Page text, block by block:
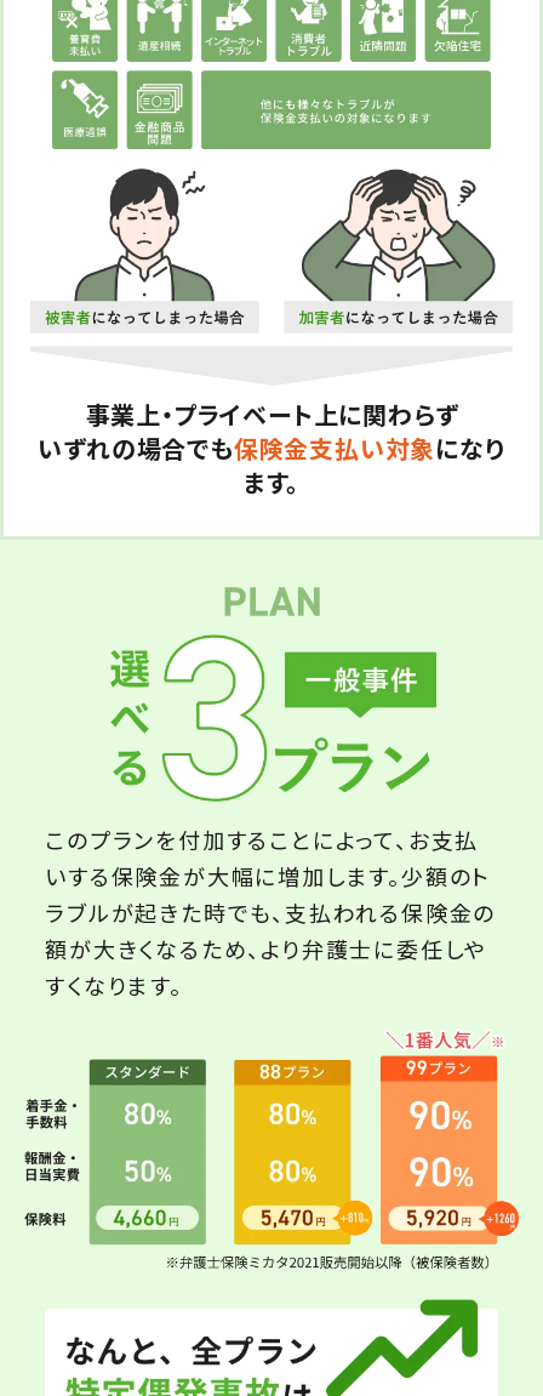
事業上・プライベート上に関わらず
いずれの場合でも保険金支払い対象になり
ます。
このプランを付加することによって、お支払
いする保険金が大幅に増加します。少額のト
ラブルが起きた時でも、支払われる保険金の
額が大きくなるため、より弁護士に委任しや
すくなります。